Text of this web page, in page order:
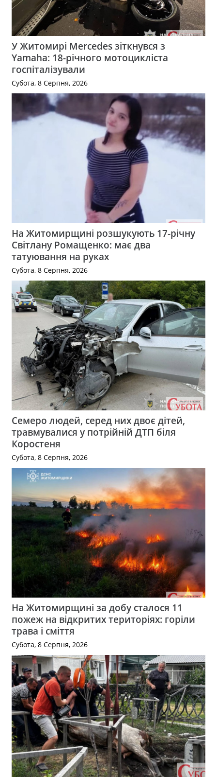
У Житомирі Mercedes зіткнувся з
Yamaha: 18-річного мотоцикліста
госпіталізували
Субота, 8 Серпня, 2026
На Житомирщині розшукують 17-річну
Світлану Ромащенко: має два
татуювання на руках
Субота, 8 Серпня, 2026
Семеро людей, серед них двоє дітей,
травмувалися у потрійній ДТП біля
Коростеня
Субота, 8 Серпня, 2026
На Житомирщині за добу сталося 11
пожеж на відкритих територіях: горіли
трава і сміття
Субота, 8 Серпня, 2026